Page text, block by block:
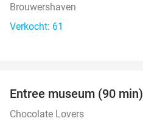
Brouwershaven
Verkocht: 61
Entree museum (90 min)
Chocolate Lovers